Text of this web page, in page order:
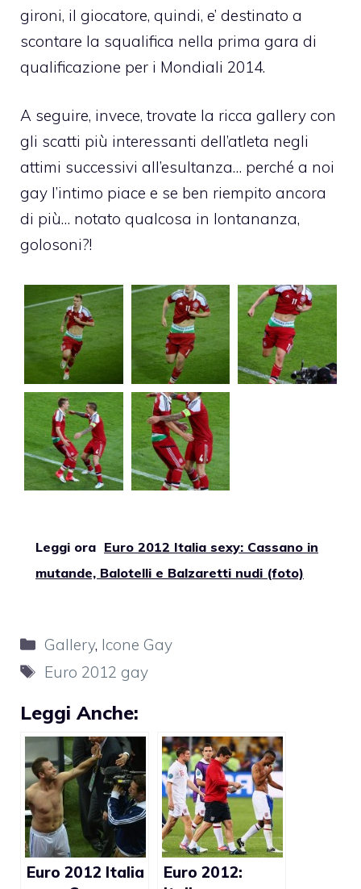
gironi, il giocatore, quindi, e’ destinato a
scontare la squalifica nella prima gara di
qualificazione per i Mondiali 2014.
A seguire, invece, trovate la ricca gallery con
gli scatti più interessanti dell’atleta negli
attimi successivi all’esultanza… perché a noi
gay l’intimo piace e se ben riempito ancora
di più… notato qualcosa in lontananza,
golosoni?!
Leggi ora Euro 2012 Italia sexy: Cassano in
mutande, Balotelli e Balzaretti nudi (foto)
Categorie
Gallery, Icone Gay
Tag
Euro 2012 gay
Leggi Anche:
Euro 2012 Italia
Euro 2012: